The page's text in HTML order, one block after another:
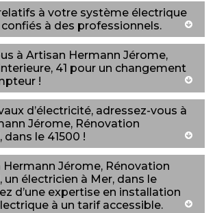
à votre système électrique
à des professionnels.
à Artisan Hermann Jérome,
41 pour un changement
!
d’électricité, adressez-vous à
Jérome, Rénovation
dans le 41500 !
Hermann Jérome, Rénovation
un électricien à Mer, dans le
d’une expertise en installation
à un tarif accessible.